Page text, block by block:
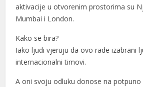
aktivacije u otvorenim prostorima su
Mumbai i London.
Kako se bira?
Iako ljudi vjeruju da ovo rade izabrani
internacionalni timovi.
A oni svoju odluku donose na potpuno